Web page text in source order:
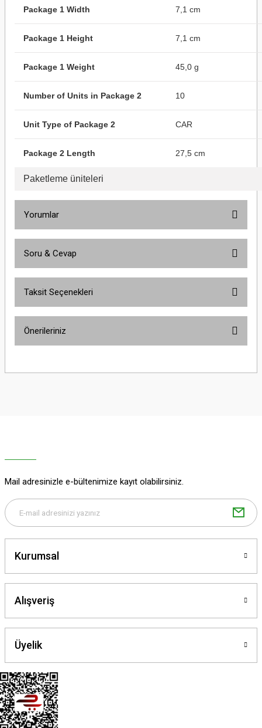
Paketleme üniteleri
Package 1 Width 7,1 cm
Package 1 Height 7,1 cm
Package 1 Weight 45,0 g
Number of Units in Package 2 10
Unit Type of Package 2 CAR
Package 2 Length 27,5 cm
Yorumlar
Soru & Cevap
Taksit Seçenekleri
Önerileriniz
yetersiz gördüğünüz noktaları öneri formunu kullanarak tarafımıza
Bu ürüne benzer farklı alternatifler olmalı.
Mail adresinizle e-bültenimize kayıt olabilirsiniz.
Kurumsal
Alışveriş
Üyelik